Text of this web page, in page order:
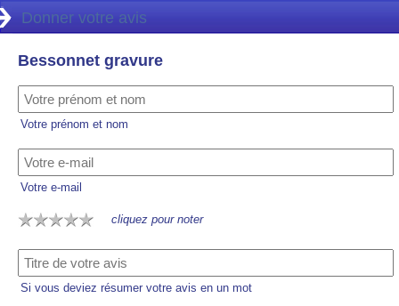
Donner votre avis
Bessonnet gravure
Votre prénom et nom
Votre e-mail
cliquez pour noter
Si vous deviez résumer votre avis en un mot